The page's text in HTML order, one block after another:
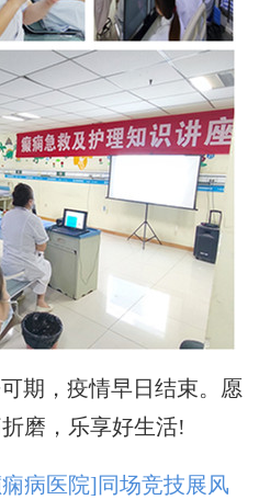
期，疫情早日结束。愿
磨，乐享好生活!
病医院]同场竞技展风